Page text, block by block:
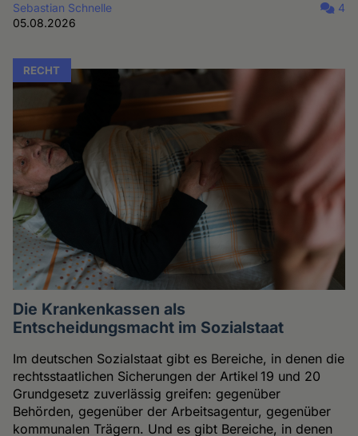
Sebastian Schnelle
05.08.2026
4
RECHT
Die Krankenkassen als
Entscheidungsmacht im Sozialstaat
Im deutschen Sozialstaat gibt es Bereiche, in denen die
rechtsstaatlichen Sicherungen der Artikel 19 und 20
Grundgesetz zuverlässig greifen: gegenüber
Behörden, gegenüber der Arbeitsagentur, gegenüber
kommunalen Trägern. Und es gibt Bereiche, in denen